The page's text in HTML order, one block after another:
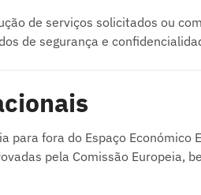
de serviços solicitados ou
de segurança e
fora do Espaço Económico
pela Comissão Europeia,